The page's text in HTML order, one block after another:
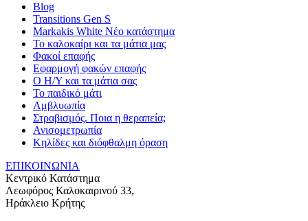
Blog
Transitions Gen S
Markakis White Νέο κατάστημα
Το καλοκαίρι και τα μάτια μας
Φακοί επαφής
Εφαρμογή φακών επαφής
Ο Η/Υ και τα μάτια σας
Το παιδικό μάτι
Αμβλυωπία
Στραβισμός. Ποια η θεραπεία;
Ανισομετρωπία
Κηλίδες και διόφθαλμη όραση
ΕΠΙΚΟΙΝΩΝΙΑ
Κεντρικό Κατάστημα
Λεωφόρος Καλοκαιρινού 33,
Ηράκλειο Κρήτης